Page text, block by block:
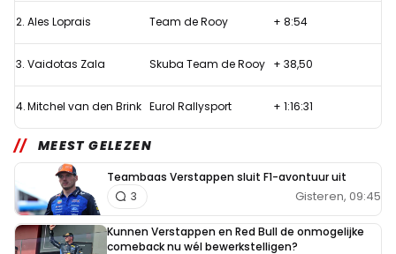
Brink
voort
in
Dakar
Rally
2. Ales Loprais Team de Rooy + 8:54
3. Vaidotas Zala Skuba Team de Rooy + 38,50
4.Mitchel van den Brink Eurol Rallysport + 1:16:31
MEEST GELEZEN
Teambaas Verstappen sluit F1-avontuur uit
Gisteren, 09:45
3
Kunnen Verstappen en Red Bull de onmogelijke
comeback nu wél bewerkstelligen?